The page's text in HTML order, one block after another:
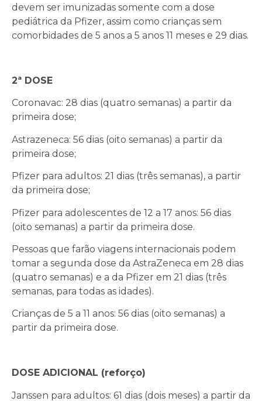
devem ser imunizadas somente com a dose
pediátrica da Pfizer, assim como crianças sem
comorbidades de 5 anos a 5 anos 11 meses e 29 dias.
2ª DOSE
Coronavac: 28 dias (quatro semanas) a partir da
primeira dose;
Astrazeneca: 56 dias (oito semanas) a partir da
primeira dose;
Pfizer para adultos: 21 dias (três semanas), a partir
da primeira dose;
Pfizer para adolescentes de 12 a 17 anos: 56 dias
(oito semanas) a partir da primeira dose.
Pessoas que farão viagens internacionais podem
tomar a segunda dose da AstraZeneca em 28 dias
(quatro semanas) e a da Pfizer em 21 dias (três
semanas, para todas as idades).
Crianças de 5 a 11 anos: 56 dias (oito semanas) a
partir da primeira dose.
DOSE ADICIONAL (reforço)
Janssen para adultos: 61 dias (dois meses) a partir da